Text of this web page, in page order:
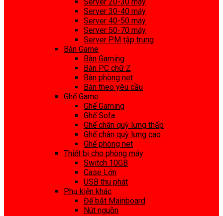
Server 30-40 máy
Server 40-50 máy
Server 50-70 máy
Server PM tập trung
Bàn Game
Bàn Gaming
Bàn PC chữ Z
Bàn phòng net
Bàn theo yêu cầu
Ghế Game
Ghế Gaming
Ghế Sofa
Ghế chân quỳ lưng thấp
Ghế chân quỳ lưng cao
Ghế phòng net
Thiết bị cho phòng máy
Switch 10GB
Case Lớn
USB thu phát
Phụ kiện khác
Đế bắt Mainboard
Nút nguồn